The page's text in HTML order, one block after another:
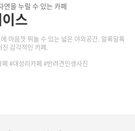
연을 누릴 수 있는 카페
스
마음껏 뛰놀 수 있는 넓은 야외공간. 알록달록
감각적인 카페.
#대성리카페 #반려견인생사진